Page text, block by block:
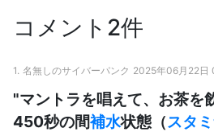
コメント2件
1. 名無しのサイバーパンク 2025年06月22日
"マントラを唱えて、お茶を
450秒の間補水状態（スタ